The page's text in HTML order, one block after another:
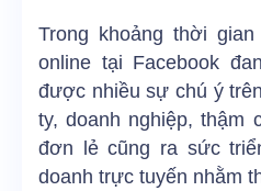
Trong khoảng thời
online tại Facebook
được nhiều sự chú ý
ty, doanh nghiệp, thậm
đơn lẻ cũng ra sức
doanh trực tuyến nhằm